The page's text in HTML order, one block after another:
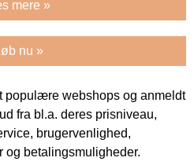
mere »
nu »
populære webshops og anmeldt
fra bl.a. deres prisniveau,
brugervenlighed,
og betalingsmuligheder.